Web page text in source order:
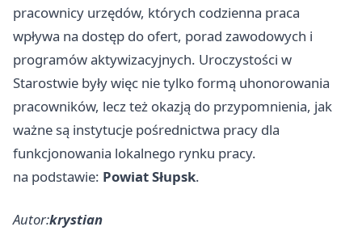
pracownicy urzędów, których codzienna praca
wpływa na dostęp do ofert, porad zawodowych i
programów aktywizacyjnych. Uroczystości w
Starostwie były więc nie tylko formą uhonorowania
pracowników, lecz też okazją do przypomnienia, jak
ważne są instytucje pośrednictwa pracy dla
funkcjonowania lokalnego rynku pracy.
na podstawie: Powiat Słupsk.
Autor:krystian